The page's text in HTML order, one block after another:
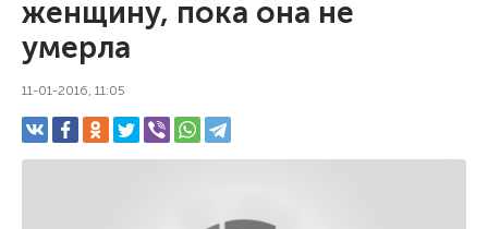
женщину, пока она не
умерла
11-01-2016, 11:05